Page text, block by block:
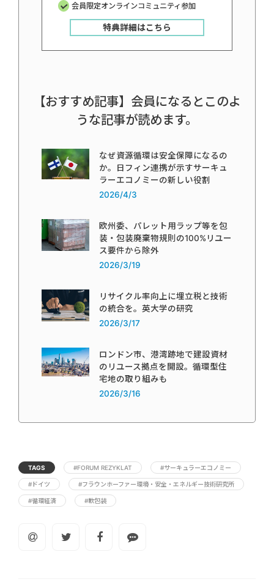
会員限定オンラインコミュニティ参加
特典詳細はこちら
【おすすめ記事】会員になるとこのよ
うな記事が読めます。
なぜ資源循環は安全保障になるの
か。日フィン連携が示すサーキュ
ラーエコノミーの新しい役割
2026/4/3
欧州委、パレット用ラップ等を包
装・包装廃棄物規則の100%リユー
ス要件から除外
2026/3/19
リサイクル率向上に埋立税と技術
の統合を。英大学の研究
2026/3/17
ロンドン市、港湾跡地で建設資材
のリユース拠点を開設。循環型住
宅地の取り組みも
2026/3/16
TAGS #FORUM REZYKLAT #サーキュラーエコノミー
#ドイツ #フラウンホーファー環境・安全・エネルギー技術研究所
#循環経済 #軟包装